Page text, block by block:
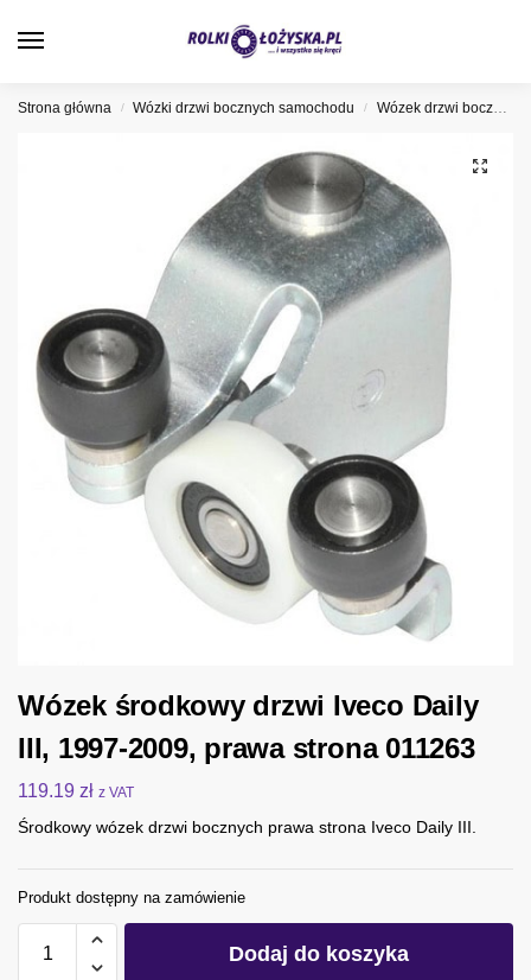
Strona główna / Wózki drzwi bocznych samochodu / Wózek drzwi bocznych Iveco
Wózek środkowy drzwi Iveco Daily
III, 1997-2009, prawa strona 011263
119.19 zł z VAT
Środkowy wózek drzwi bocznych prawa strona Iveco Daily III.
Produkt dostępny na zamówienie
Dodaj do koszyka